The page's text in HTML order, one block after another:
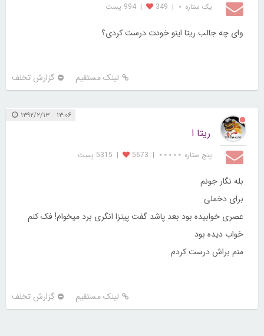
یک ستاره ⋆ |
349
| 994 پست
وای چه جالب ریتا اینو خودت درست کردی؟
لینک مستقیم گزارش تخلف
۱۳:۰۶ ۱۳۹۲/۲/۱۳
ریتا ا
پنج ستاره ⋆⋆⋆⋆⋆ |
5673
| 5315 پست
بله نگار جونم
برای دخملی
عصری خوابیده بود بعد پاشد گفت پیتزا انگری برد میخوام! فک کنم
خواب دیده بود
منم براش درست کردم
لینک مستقیم گزارش تخلف